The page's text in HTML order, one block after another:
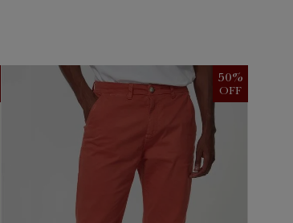
50%
OFF